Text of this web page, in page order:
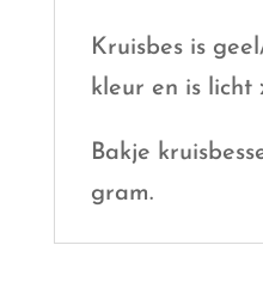
Kruisbes is
kleur en is licht
Bakje
gram.